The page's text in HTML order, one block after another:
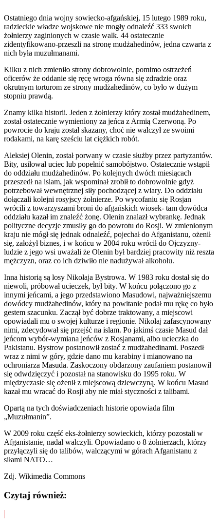
Ostatniego dnia wojny sowiecko-afgańskiej, 15 lutego 1989 roku,
radzieckie władze wojskowe nie mogły odnaleźć 333 swoich
żołnierzy zaginionych w czasie walk. 44 ostatecznie
zidentyfikowano-przeszli na stronę mudżahedinów, jedna czwarta z
nich była muzułmanami.
Kilku z nich zmieniło strony dobrowolnie, pomimo ostrzeżeń
oficerów że oddanie się ręcę wroga równa się zdradzie oraz
okrutnym torturom ze strony mudżahedinów, co było w dużym
stopniu prawdą.
Znamy kilka historii. Jeden z żołnierzy który został mudżahedinem,
został ostatecznie wymieniony za jeńca z Armią Czerwoną. Po
powrocie do kraju został skazany, choć nie walczył ze swoimi
rodakami, na karę sześciu lat ciężkich robót.
Aleksiej Olenin, został porwany w czasie służby przez partyzantów.
Bity, usiłował uciec lub popełnić samobójstwo. Ostatecznie wstąpił
do oddziału mudżahedinów. Po kolejnych dwóch miesiącach
przeszedł na islam, jak wspominał zrobił to dobrowolnie gdyż
potrzebował wewnętrznej siły pochodzącej z wiary. Do oddziału
dołączali kolejni rosyjscy żołnierze. Po wycofaniu się Rosjan
wrócili z towarzyszami broni do afgańskich wiosek- tam dowódca
oddziału kazał im znaleźć żonę. Olenin znalazł wybrankę. Jednak
polityczne decyzje zmusiły go do powrotu do Rosji. W zmienionym
kraju nie mógł się jednak odnaleźć, pojechał do Afganistanu, ożenił
się, założył biznes, i w końcu w 2004 roku wrócił do Ojczyzny-
ludzie z jego wsi uważali że Olenin był bardziej pracowity niż reszta
mężczyzn, oraz co ich dziwiło nie nadużywał alkoholu.
Inna historią są losy Nikołaja Bystrowa. W 1983 roku dostał się do
niewoli, próbował ucieczek, był bity. W końcu połączono go z
innymi jeńcami, a jego przedstawiono Masudowi, najważniejszemu
dowódcy mudżahedinów, który na powitanie podał mu rękę co było
gestem szacunku. Zaczął być dobrze traktowany, a miejscowi
opowiadali mu o swojej kulturze i regionie. Nikołaj zafascynowany
nimi, zdecydował się przejść na islam. Po jakimś czasie Masud dał
jeńcom wybór-wymiana jeńców z Rosjanami, albo ucieczka do
Pakistanu. Bystrow postanowił zostać z mudżahedinami. Poszedł
wraz z nimi w góry, gdzie dano mu karabiny i mianowano na
ochroniarza Masuda. Zaskoczony obdarzony zaufaniem postanowił
się odwdzięczyć i pozostał na stanowisku do 1995 roku. W
międzyczasie się ożenił z miejscową dziewczyną. W końcu Masud
kazał mu wracać do Rosji aby nie miał styczności z talibami.
Opartą na tych doświadczeniach historie opowiada film
„Muzułmanin”.
W 2009 roku część eks-żołnierzy sowieckich, którzy pozostali w
Afganistanie, nadal walczyli. Opowiadano o 8 żołnierzach, którzy
przyłączyli się do talibów, walczącymi w górach Afganistanu z
siłami NATO…
Zdj. Wikimedia Commons
Czytaj również: